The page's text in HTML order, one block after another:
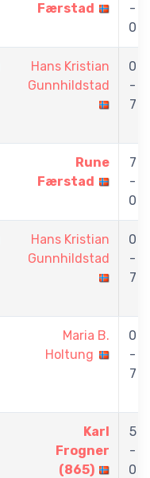
Færstad
-
0
Hans Kristian
Gunnhildstad
0
-
7
Rune
Færstad
7
-
0
Hans Kristian
Gunnhildstad
0
-
7
Maria B.
Holtung
0
-
7
Karl
Frogner
(865)
5
-
0